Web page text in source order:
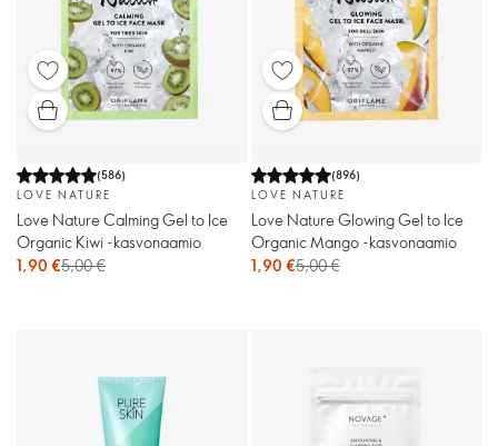
(586)
LOVE NATURE
Love Nature Calming Gel to Ice
Organic Kiwi -kasvonaamio
1,90 €5,00 €
(896)
LOVE NATURE
Love Nature Glowing Gel to Ice
Organic Mango -kasvonaamio
1,90 €5,00 €